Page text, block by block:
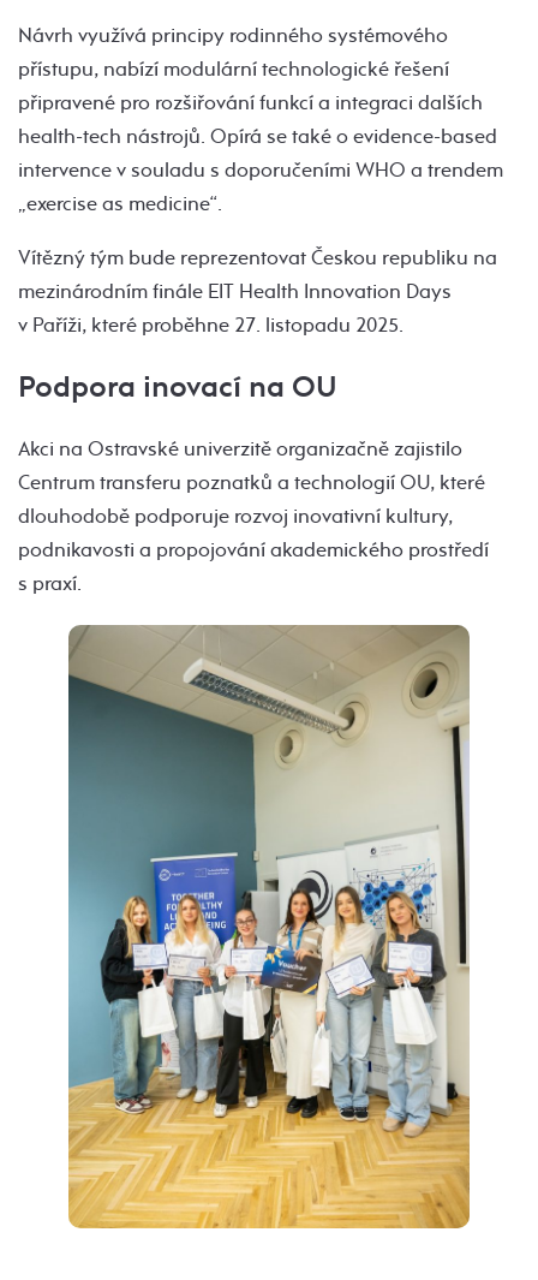
Návrh využívá principy rodinného systémového
přístupu, nabízí modulární technologické řešení
připravené pro rozšiřování funkcí a integraci dalších
health-tech nástrojů. Opírá se také o evidence-based
intervence v souladu s doporučeními WHO a trendem
„exercise as medicine“.
Vítězný tým bude reprezentovat Českou republiku na
mezinárodním finále EIT Health Innovation Days
v Paříži, které proběhne 27. listopadu 2025.
Podpora inovací na OU
Akci na Ostravské univerzitě organizačně zajistilo
Centrum transferu poznatků a technologií OU, které
dlouhodobě podporuje rozvoj inovativní kultury,
podnikavosti a propojování akademického prostředí
s praxí.